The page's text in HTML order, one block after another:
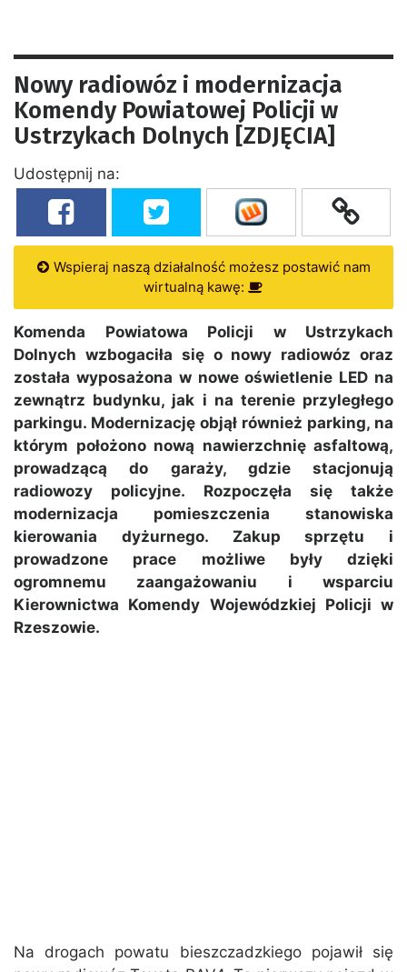
Nowy radiowóz i modernizacja
Komendy Powiatowej Policji w
Ustrzykach Dolnych [ZDJĘCIA]
Udostępnij na:
Wspieraj naszą działalność możesz postawić nam
wirtualną kawę:
Komenda Powiatowa Policji w Ustrzykach
Dolnych wzbogaciła się o nowy radiowóz oraz
została wyposażona w nowe oświetlenie LED na
zewnątrz budynku, jak i na terenie przyległego
parkingu. Modernizację objął również parking, na
którym położono nową nawierzchnię asfaltową,
prowadzącą do garaży, gdzie stacjonują
radiowozy policyjne. Rozpoczęła się także
modernizacja pomieszczenia stanowiska
kierowania dyżurnego. Zakup sprzętu i
prowadzone prace możliwe były dzięki
ogromnemu zaangażowaniu i wsparciu
Kierownictwa Komendy Wojewódzkiej Policji w
Rzeszowie.
Na drogach powatu bieszczadzkiego pojawił się